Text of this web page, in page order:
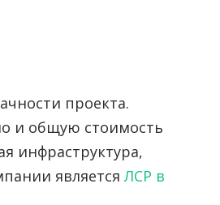
проекта.
и общую стоимость
инфраструктура,
являетсяЛСР в